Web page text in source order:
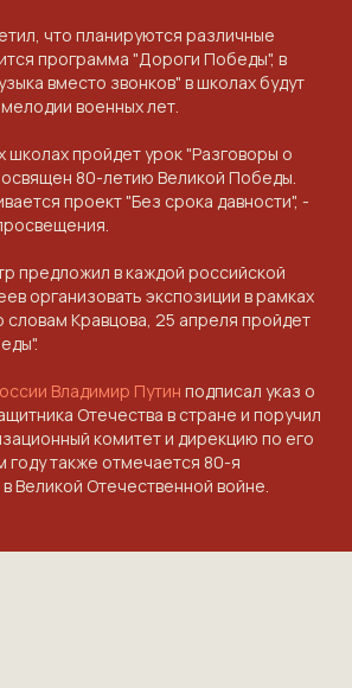
что планируются различные
программа "Дороги Победы", в
вместо звонков" в школах будут
военных лет.
школах пройдет урок "Разговоры о
80-летию Великой Победы.
проект "Без срока давности", -
предложил в каждой российской
организовать экспозиции в рамках
Кравцова, 25 апреля пройдет
Владимир Путин подписал указ о
Отечества в стране и поручил
комитет и дирекцию по его
году также отмечается 80-я
Великой Отечественной войне.
ВАС
В